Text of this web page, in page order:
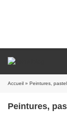
Accueil » Peintures,
Peintures,